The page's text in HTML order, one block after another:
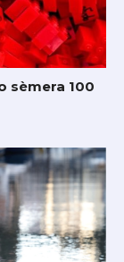
sèmera 100